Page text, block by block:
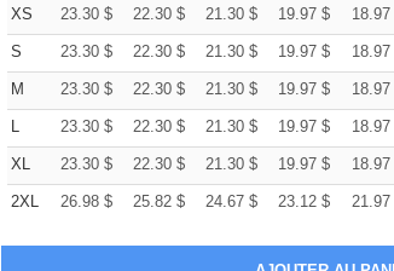
XS 23.30 $ 22.30 $ 21.30 $ 19.97 $ 18.97
S 23.30 $ 22.30 $ 21.30 $ 19.97 $ 18.97
M 23.30 $ 22.30 $ 21.30 $ 19.97 $ 18.97
L 23.30 $ 22.30 $ 21.30 $ 19.97 $ 18.97
XL 23.30 $ 22.30 $ 21.30 $ 19.97 $ 18.97
2XL 26.98 $ 25.82 $ 24.67 $ 23.12 $ 21.97